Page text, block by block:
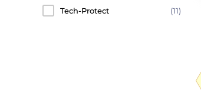
Tech-Protect
(11)